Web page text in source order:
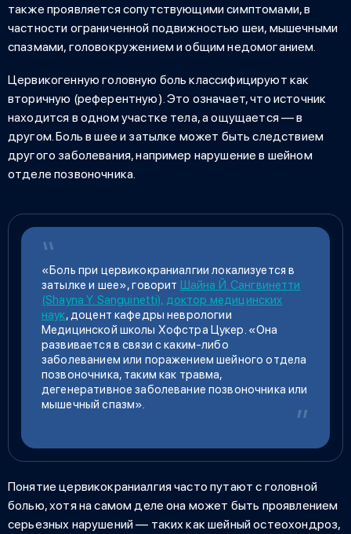
также проявляется сопутствующими симптомами, в
частности ограниченной подвижностью шеи, мышечными
спазмами, головокружением и общим недомоганием.
Цервикогенную головную боль классифицируют как
вторичную (референтную). Это означает, что источник
находится в одном участке тела, а ощущается — в
другом.Боль в шее и затылке может быть следствием
другого заболевания, например нарушение в шейном
отделе позвоночника.
«Боль при цервикокраниалгии локализуется в
затылке и шее», говорит Шайна Й. Сангвинетти
(Shayna Y. Sanguinetti), доктор медицинских
наук, доцент кафедры неврологии
Медицинской школы Хофстра Цукер. «Она
развивается в связи с каким-либо
заболеванием или поражением шейного отдела
позвоночника, таким как травма,
дегенеративное заболевание позвоночника или
мышечный спазм».
Понятие цервикокраниалгия часто путают с головной
болью, хотя на самом деле она может быть проявлением
серьезных нарушений — таких как шейный остеохондроз,